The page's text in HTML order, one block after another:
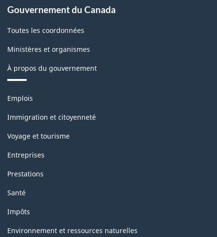
Gouvernement du Canada
Toutes les coordonnées
Ministères et organismes
À propos du gouvernement
Thèmes
sujets
Emplois
Immigration et citoyenneté
Voyage et tourisme
Entreprises
Prestations
Santé
Impôts
Environnement et ressources naturelles